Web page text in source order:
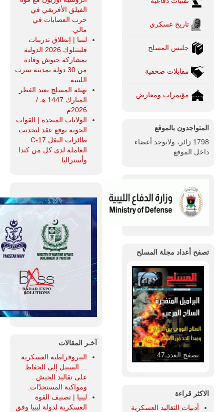
تاريخ عسكري
جليس المسلح
مقابلات صحفية
مؤتمرات ومعارض
المتواجدون بالموقع
1798 زائر، ولايوجد أعضاء
داخل الموقع
تصفح أعداد مجلة المسلح
تصفح العدد 46
الاكثر قراءة
أدبيات التقاليد العسكرية
الفيلق الأفريقي في
حرب العصابات في
مالي.
ليبيا | إنطلاق تدريبات
فلينتلوك 2026 الدولية
بمشاركة جيوش وقادة
من 30 دولة بمدينة سرت
الليبية.
تهنئة المسلح بعيد الفطر
المبارك 1447 هـ /
2026م.
الولايات المتحدة | القوات
الجوية توقع عقد لتحديث
طائرات النقل C-17
العاملة لدى كل من كندا
وأستراليا.
آخـر المقالات
البيروقراطية العسكرية
... السبيل إلى الحفاظ
على تقاليد الجيش
ومواكبة المستجدّات.
ليبيا | تصنيف القوة
العسكرية لدولة ليبيا وفق